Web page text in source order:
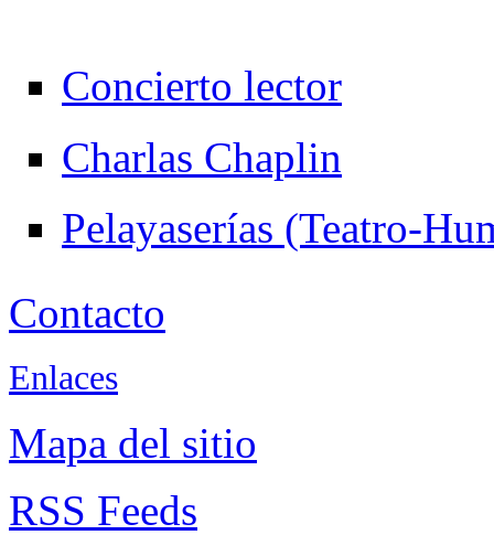
Concierto lector
Charlas Chaplin
Pelayaserías (Teatro-
Contacto
Enlaces
Mapa del sitio
RSS Feeds